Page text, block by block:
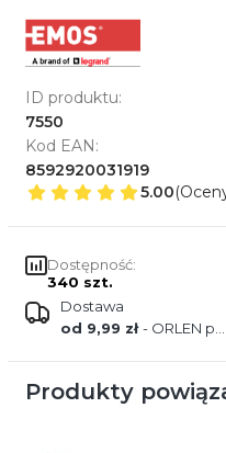
ID produktu:
7550
Kod EAN:
8592920031919
5.00
Dostępność:
340 szt.
Dostawa
od 9,99 zł- ORLEN paczka
Produkty